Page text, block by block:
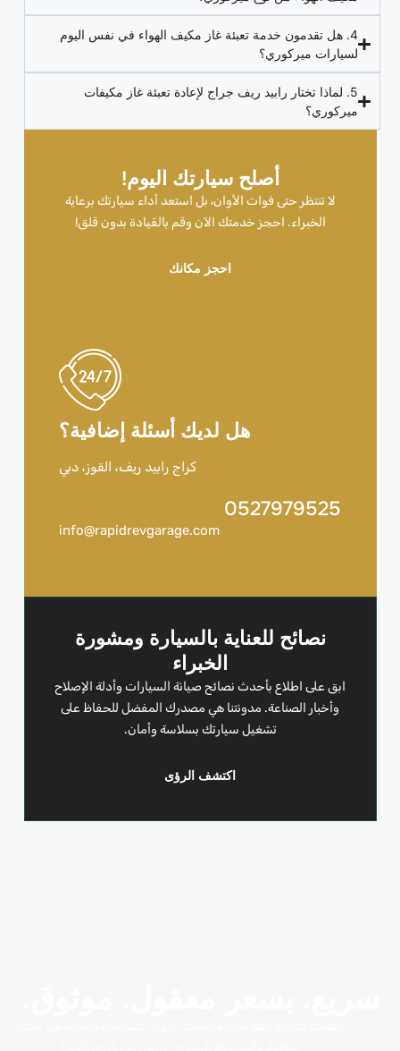
أصلح سيارتك اليوم!
لا تنتظر حتى فوات الأوان، بل استعد أداء سيارتك برعاية
الخبراء. احجز خدمتك الآن وقم بالقيادة بدون قلق!
احجز مكانك
هل لديك أسئلة إضافية؟
كراج رابيد ريف، القوز، دبي
0527979525
info@rapidrevgarage.com
نصائح للعناية بالسيارة ومشورة
الخبراء
ابق على اطلاع بأحدث نصائح صيانة السيارات وأدلة الإصلاح
وأخبار الصناعة. مدونتنا هي مصدرك المفضل للحفاظ على
تشغيل سيارتك بسلاسة وأمان.
اكتشف الرؤى
4. هل تقدمون خدمة تعبئة غاز مكيف الهواء في نفس اليوم
لسيارات ميركوري؟
5. لماذا تختار رابيد ريف جراج لإعادة تعبئة غاز مكيفات
ميركوري؟